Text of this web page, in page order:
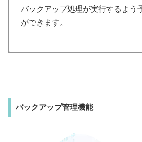
バックアップ処理が実行するよう
ができます。
バックアップ管理機能